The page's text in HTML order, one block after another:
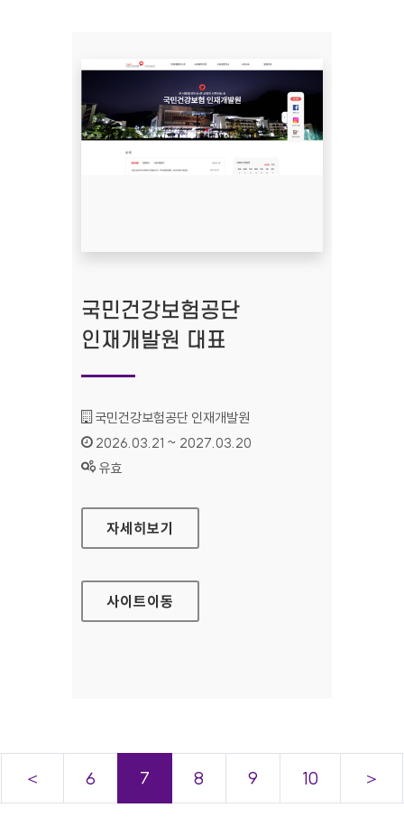
국민건강보험공단
인재개발원 대표
기관명 :
국민건강보험공단 인재개발원
인증기간 :
2026.03.21 ~ 2027.03.20
상태 :
유효
국민건강보험공단 인재개발원 대표
자세히보기
사이트이동
＜ 6 7 8 9 10 ＞